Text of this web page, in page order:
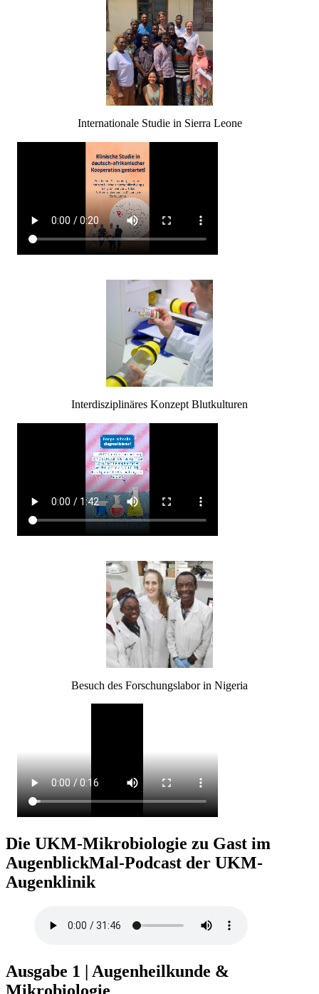
Internationale Studie in Sierra Leone
Interdisziplinäres Konzept Blutkulturen
Besuch des Forschungslabor in Nigeria
Die UKM-Mikrobiologie zu Gast im
AugenblickMal-Podcast der UKM-
Augenklinik
Ausgabe 1 | Augenheilkunde &